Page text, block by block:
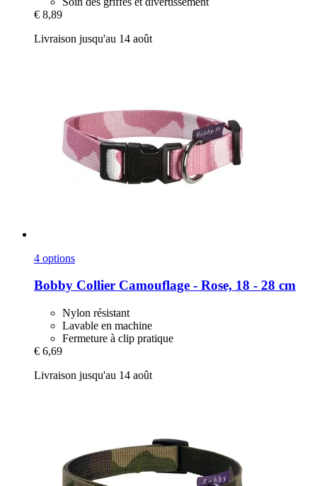
€ 8,89
Livraison jusqu'au 14 août
4 options
Bobby Collier Camouflage -​ Rose, 18 -​ 28 cm
Nylon résistant
Lavable en machine
Fermeture à clip pratique
€ 6,69
Livraison jusqu'au 14 août